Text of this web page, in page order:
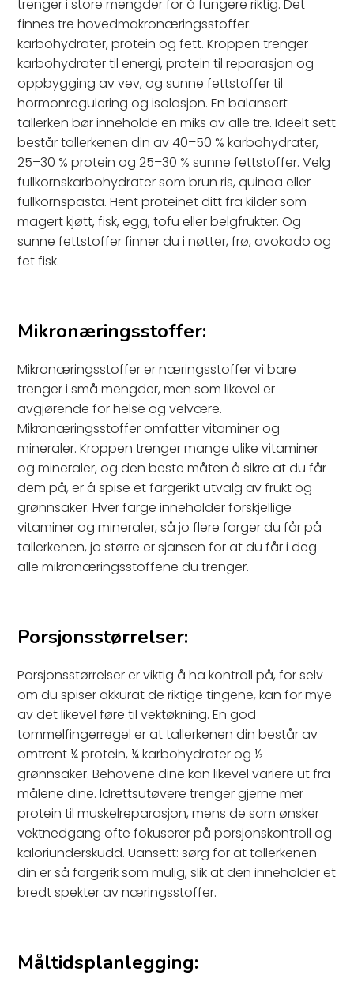
trenger i store mengder for å fungere riktig. Det
finnes tre hovedmakronæringsstoffer:
karbohydrater, protein og fett. Kroppen trenger
karbohydrater til energi, protein til reparasjon og
oppbygging av vev, og sunne fettstoffer til
hormonregulering og isolasjon. En balansert
tallerken bør inneholde en miks av alle tre. Ideelt sett
består tallerkenen din av 40–50 % karbohydrater,
25–30 % protein og 25–30 % sunne fettstoffer. Velg
fullkornskarbohydrater som brun ris, quinoa eller
fullkornspasta. Hent proteinet ditt fra kilder som
magert kjøtt, fisk, egg, tofu eller belgfrukter. Og
sunne fettstoffer finner du i nøtter, frø, avokado og
fet fisk.
Mikronæringsstoffer:
Mikronæringsstoffer er næringsstoffer vi bare
trenger i små mengder, men som likevel er
avgjørende for helse og velvære.
Mikronæringsstoffer omfatter vitaminer og
mineraler. Kroppen trenger mange ulike vitaminer
og mineraler, og den beste måten å sikre at du får
dem på, er å spise et fargerikt utvalg av frukt og
grønnsaker. Hver farge inneholder forskjellige
vitaminer og mineraler, så jo flere farger du får på
tallerkenen, jo større er sjansen for at du får i deg
alle mikronæringsstoffene du trenger.
Porsjonsstørrelser:
Porsjonsstørrelser er viktig å ha kontroll på, for selv
om du spiser akkurat de riktige tingene, kan for mye
av det likevel føre til vektøkning. En god
tommelfingerregel er at tallerkenen din består av
omtrent ¼ protein, ¼ karbohydrater og ½
grønnsaker. Behovene dine kan likevel variere ut fra
målene dine. Idrettsutøvere trenger gjerne mer
protein til muskelreparasjon, mens de som ønsker
vektnedgang ofte fokuserer på porsjonskontroll og
kaloriunderskudd. Uansett: sørg for at tallerkenen
din er så fargerik som mulig, slik at den inneholder et
bredt spekter av næringsstoffer.
Måltidsplanlegging: